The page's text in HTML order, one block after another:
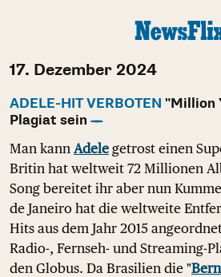
17. Dezember 2024
ADELE-HIT VERBOTEN "Million
Plagiat sein
Man kann Adele getrost einen
Britin hat weltweit 72 Millionen
Song bereitet ihr aber nun
de Janeiro hat die weltweite
Hits aus dem Jahr 2015
Radio-, Fernseh- und Streaming-
den Globus. Da Brasilien die "